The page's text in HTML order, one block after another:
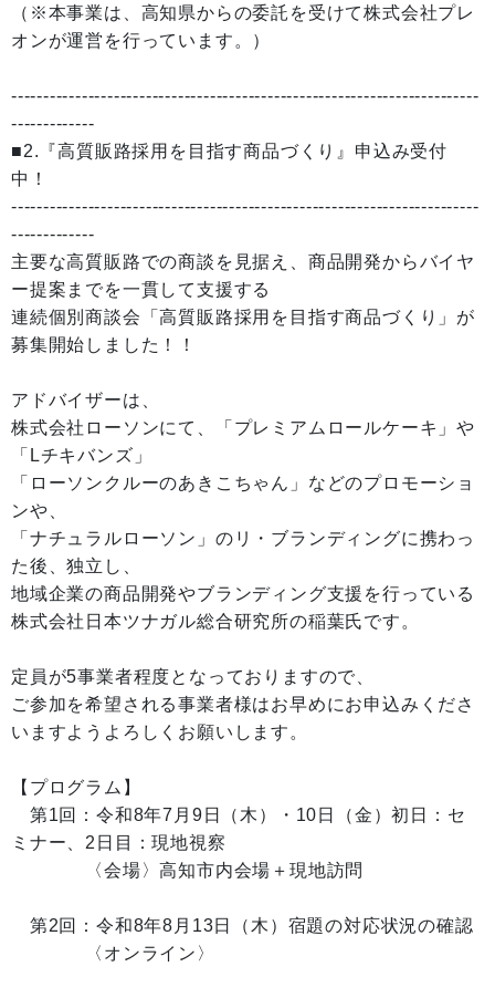
（※本事業は、高知県からの委託を受けて株式会社プレ
オンが運営を行っています。）
-------------------------------------------------------------------------
-------------
■2.『高質販路採用を目指す商品づくり』申込み受付
中！
-------------------------------------------------------------------------
-------------
主要な高質販路での商談を見据え、商品開発からバイヤ
ー提案までを一貫して支援する
連続個別商談会「高質販路採用を目指す商品づくり」が
募集開始しました！！
アドバイザーは、
株式会社ローソンにて、「プレミアムロールケーキ」や
「Lチキバンズ」
「ローソンクルーのあきこちゃん」などのプロモーショ
ンや、
「ナチュラルローソン」のリ・ブランディングに携わっ
た後、独立し、
地域企業の商品開発やブランディング支援を行っている
株式会社日本ツナガル総合研究所の稲葉氏です。
定員が5事業者程度となっておりますので、
ご参加を希望される事業者様はお早めにお申込みくださ
いますようよろしくお願いします。
【プログラム】
第1回：令和8年7月9日（木）・10日（金）初日：セ
ミナー、2日目：現地視察
〈会場〉高知市内会場＋現地訪問
第2回：令和8年8月13日（木）宿題の対応状況の確認
〈オンライン〉